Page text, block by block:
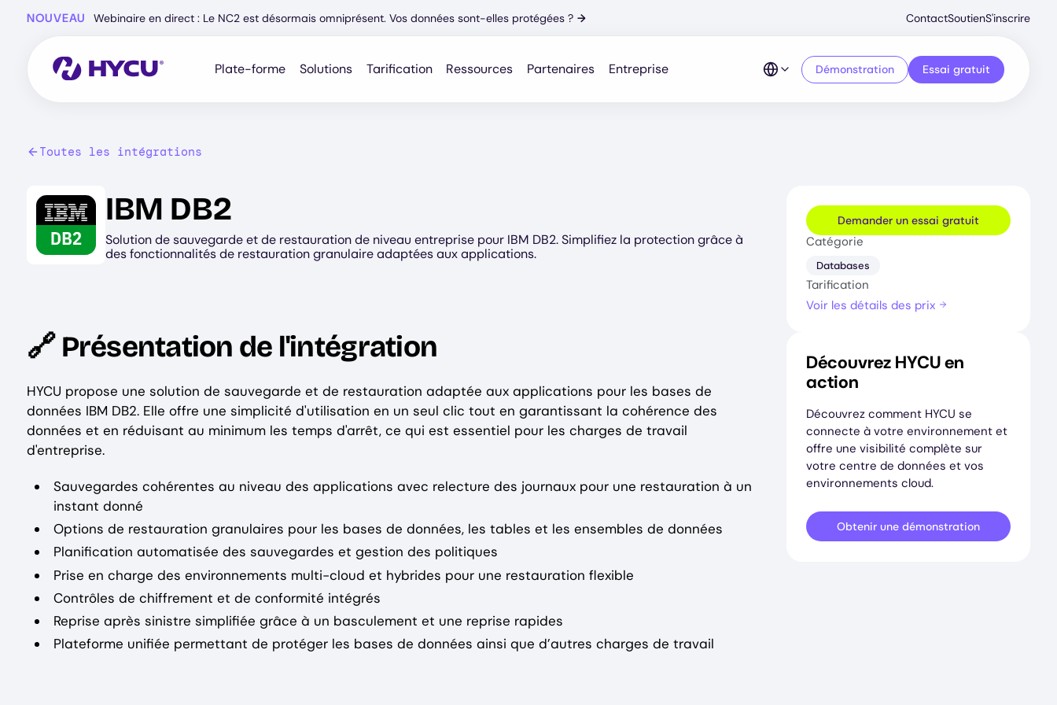
NOUVEAU Webinaire en direct : Le NC2 est désormais omniprésent. Vos données sont-elles protégées ? →
Menu
ContactSoutienS'inscrire
Plate-forme Solutions Tarification Ressources Partenaires Entreprise Démonstration Essai gratuit
Toutes les intégrations
Image IBM DB2
Solution de sauvegarde et de restauration de niveau entreprise pour IBM DB2. Simplifiez la protection grâce à
des fonctionnalités de restauration granulaire adaptées aux applications.
🔗 Présentation de l'intégration
HYCU propose une solution de sauvegarde et de restauration adaptée aux applications pour les bases de
données IBM DB2. Elle offre une simplicité d'utilisation en un seul clic tout en garantissant la cohérence des
données et en réduisant au minimum les temps d'arrêt, ce qui est essentiel pour les charges de travail
d'entreprise.
Sauvegardes cohérentes au niveau des applications avec relecture des journaux pour une restauration à un
instant donné
Options de restauration granulaires pour les bases de données, les tables et les ensembles de données
Planification automatisée des sauvegardes et gestion des politiques
Prise en charge des environnements multi-cloud et hybrides pour une restauration flexible
Contrôles de chiffrement et de conformité intégrés
Reprise après sinistre simplifiée grâce à un basculement et une reprise rapides
Plateforme unifiée permettant de protéger les bases de données ainsi que d’autres charges de travail
Demander un essai gratuit
Catégorie
Databases
Tarification
Voir les détails des prix
Découvrez HYCU en
action
Découvrez comment HYCU se
connecte à votre environnement et
offre une visibilité complète sur
votre centre de données et vos
environnements cloud.
Obtenir une démonstration